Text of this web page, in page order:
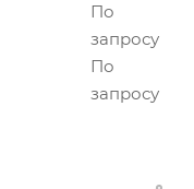
По
запросу
По
запросу